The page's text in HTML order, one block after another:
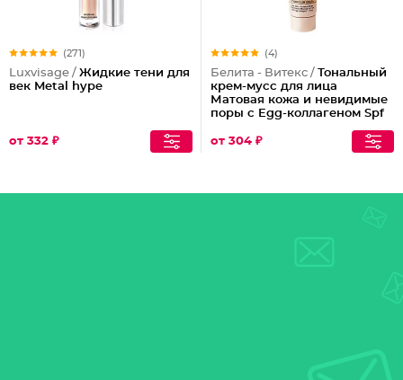
(271)
Luxvisage / Жидкие тени для
век Metal hype
от 332 ₽
(4)
Белита - Витекс / Тональный
крем-мусс для лица
Матовая кожа и невидимые
поры с Egg-коллагеном Spf
от 304 ₽